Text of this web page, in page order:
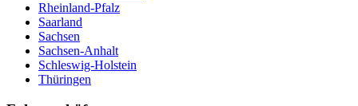
Rheinland-Pfalz
Saarland
Sachsen
Sachsen-Anhalt
Schleswig-Holstein
Thüringen